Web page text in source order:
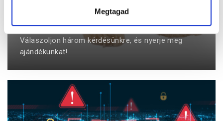
Megtagad
Gyógyhír kvíz
Válaszoljon három kérdésünkre, és nyerje meg
ajándékunkat!